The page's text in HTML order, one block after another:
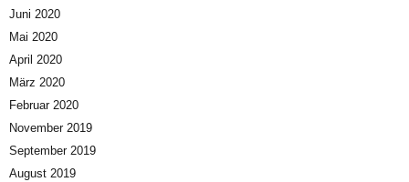
Juni 2020
Mai 2020
April 2020
März 2020
Februar 2020
November 2019
September 2019
August 2019